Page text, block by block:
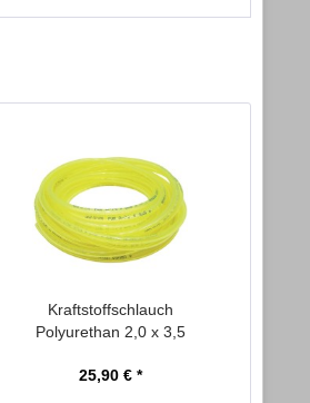
Kraftstoffschlauch
Polyurethan 2,0 x 3,5
25,90 € *